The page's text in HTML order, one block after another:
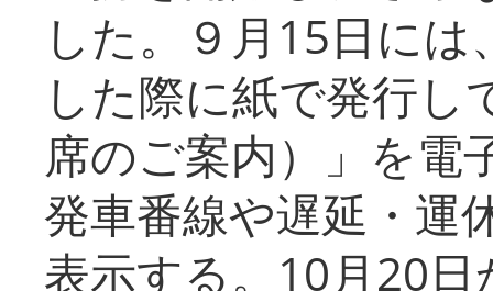
した。９月15日に
した際に紙で発行し
席のご案内）」を電
発車番線や遅延・運
表示する。10月20